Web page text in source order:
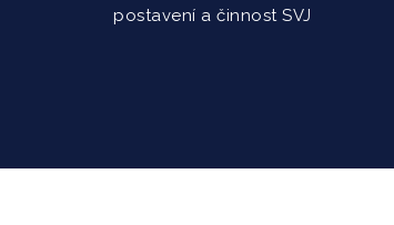
postavení a činnost SVJ